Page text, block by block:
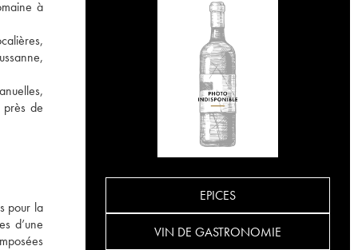
à
près de
pour la
d’une
EPICES
VIN DE GASTRONOMIE